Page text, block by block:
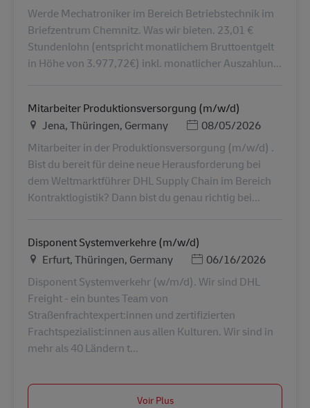
Werde Mechatroniker im Bereich Betriebstechnik im
Briefzentrum Chemnitz. Was wir bieten. 23,01 €
Stundenlohn (entspricht monatlichem Bruttoentgelt
in Höhe von 3.977,72€) inkl. monatlicher Auszahlun...
Mitarbeiter Produktionsversorgung (m/w/d)
LieuJena, Thüringen, Germany Posted Date
08/05/2026
Mitarbeiter in der Produktionsversorgung (m/w/d) .
Bist du bereit für deine neue Herausforderung bei
dem Weltmarktführer DHL Supply Chain im Bereich
Kontraktlogistik? Dann bist du genau richtig bei...
Disponent Systemverkehre (m/w/d)
LieuErfurt, Thüringen, Germany Posted Date
06/16/2026
Disponent Systemverkehr (w/m/d). Wir sind DHL
Freight - ein buntes Team von
Straßenfrachtexpert:innen und zertifizierten
Frachtspezialist:innen aus allen Kulturen. Wir sind in
mehr als 40 Ländern t...
Voir Plus